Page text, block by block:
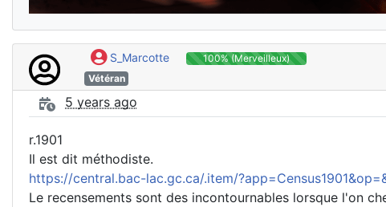
S_Marcotte
100% (Merveilleux)
Vétéran
5 years ago
r.1901
Il est dit méthodiste.
https://central.bac-lac.gc.ca/.item/
Le recensements sont des incontournables lorsque l'on